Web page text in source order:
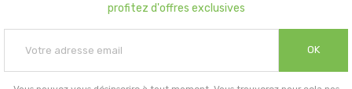
profitez d'offres exclusives
OK